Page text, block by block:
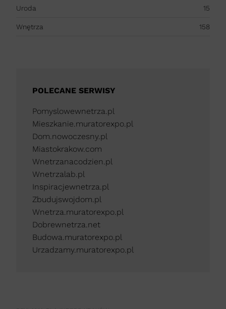
Uroda 15
Wnętrza 158
POLECANE SERWISY
Pomyslowewnetrza.pl
Mieszkanie.muratorexpo.pl
Dom.nowoczesny.pl
Miastokrakow.com
Wnetrzanacodzien.pl
Wnetrzalab.pl
Inspiracjewnetrza.pl
Zbudujswojdom.pl
Wnetrza.muratorexpo.pl
Dobrewnetrza.net
Budowa.muratorexpo.pl
Urzadzamy.muratorexpo.pl